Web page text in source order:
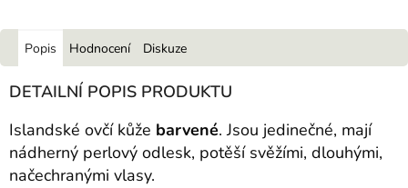
Popis Hodnocení Diskuze
DETAILNÍ POPIS PRODUKTU
Islandské ovčí kůže barvené. Jsou jedinečné, mají
nádherný perlový odlesk, potěší svěžími, dlouhými,
načechranými vlasy.